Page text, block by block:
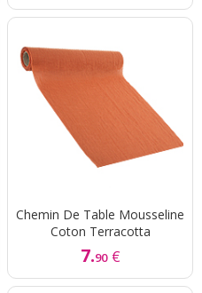
Chemin De Table Mousseline
Coton Terracotta
7.90 €